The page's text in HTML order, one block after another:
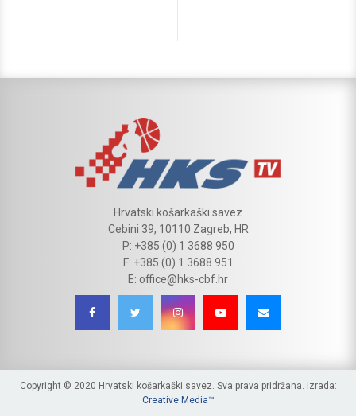
Hrvatski košarkaški savez
Cebini 39, 10110 Zagreb, HR
P: +385 (0) 1 3688 950
F: +385 (0) 1 3688 951
E: office@hks-cbf.hr
Copyright © 2020 Hrvatski košarkaški savez. Sva prava pridržana. Izrada:
Creative Media™